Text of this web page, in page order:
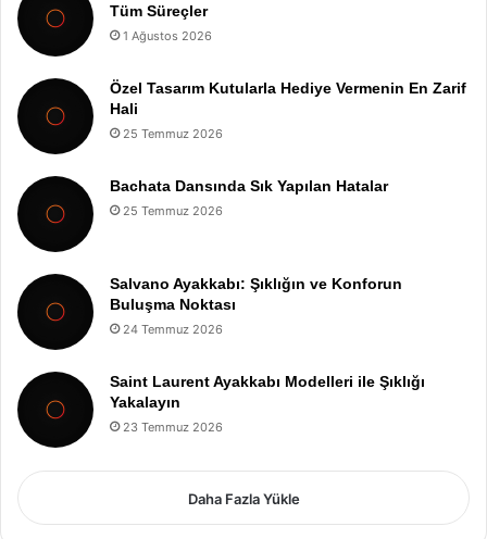
Tüm Süreçler
1 Ağustos 2026
Özel Tasarım Kutularla Hediye Vermenin En Zarif
Hali
25 Temmuz 2026
Bachata Dansında Sık Yapılan Hatalar
25 Temmuz 2026
Salvano Ayakkabı: Şıklığın ve Konforun
Buluşma Noktası
24 Temmuz 2026
Saint Laurent Ayakkabı Modelleri ile Şıklığı
Yakalayın
23 Temmuz 2026
Daha Fazla Yükle